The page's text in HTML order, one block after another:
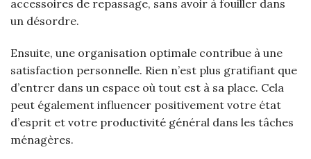
accessoires de repassage, sans avoir à fouiller dans
un désordre.
Ensuite, une organisation optimale contribue à une
satisfaction personnelle. Rien n’est plus gratifiant que
d’entrer dans un espace où tout est à sa place. Cela
peut également influencer positivement votre état
d’esprit et votre productivité général dans les tâches
ménagères.